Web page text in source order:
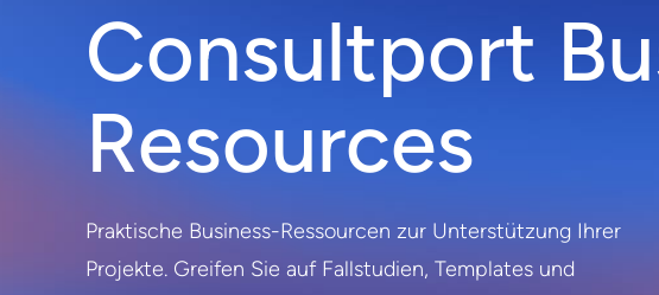
Consultport
Resources
Praktische Business-Ressourcen zur Unterstützung Ihrer
Projekte. Greifen Sie auf Fallstudien, Templates und